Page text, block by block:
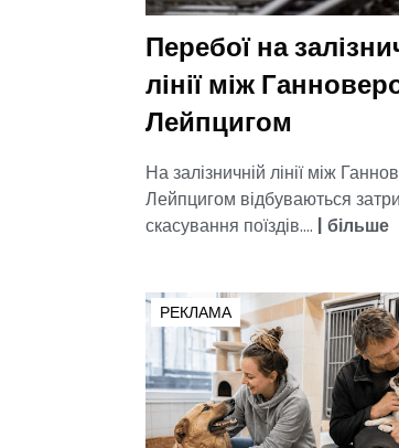
Перебої на
лінії між
Лейпцигом
На залізничній лінії між
Лейпцигом відбуваються
скасування поїздів.... | більше
РЕКЛАМА